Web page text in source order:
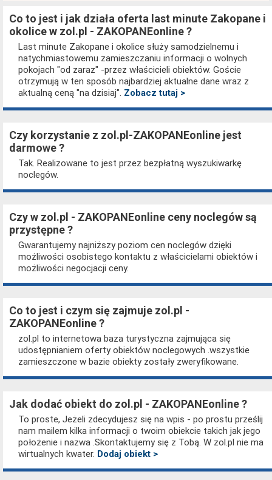
Co to jest i jak działa oferta last minute Zakopane i
okolice w zol.pl - ZAKOPANEonline ?
Last minute Zakopane i okolice służy samodzielnemu i
natychmiastowemu zamieszczaniu informacji o wolnych
pokojach "od zaraz" -przez właścicieli obiektów. Goście
otrzymują w ten sposób najbardziej aktualne dane wraz z
aktualną ceną "na dzisiaj". Zobacz tutaj >
Czy korzystanie z zol.pl-ZAKOPANEonline jest
darmowe ?
Tak. Realizowane to jest przez bezpłatną wyszukiwarkę
noclegów.
Czy w zol.pl - ZAKOPANEonline ceny noclegów są
przystępne ?
Gwarantujemy najniższy poziom cen noclegów dzięki
możliwości osobistego kontaktu z właścicielami obiektów i
możliwości negocjacji ceny.
Co to jest i czym się zajmuje zol.pl -
ZAKOPANEonline ?
zol.pl to internetowa baza turystyczna zajmująca się
udostępnianiem oferty obiektów noclegowych .wszystkie
zamieszczone w bazie obiekty zostały zweryfikowane.
Jak dodać obiekt do zol.pl - ZAKOPANEonline ?
To proste, Jeżeli zdecydujesz się na wpis - po prostu prześlij
nam mailem kilka informacji o twoim obiekcie takich jak jego
położenie i nazwa .Skontaktujemy się z Tobą. W zol.pl nie ma
wirtualnych kwater. Dodaj obiekt >